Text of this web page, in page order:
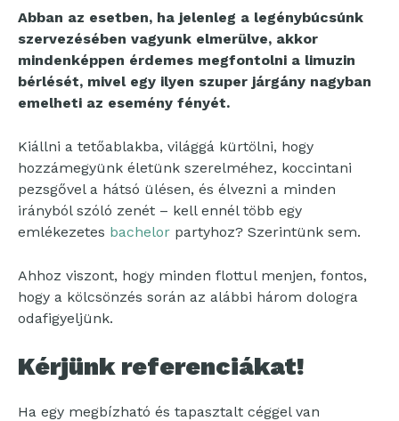
Abban az esetben, ha jelenleg a legénybúcsúnk
szervezésében vagyunk elmerülve, akkor
mindenképpen érdemes megfontolni a limuzin
bérlését, mivel egy ilyen szuper járgány nagyban
emelheti az esemény fényét.
Kiállni a tetőablakba, világgá kürtölni, hogy
hozzámegyünk életünk szerelméhez, koccintani
pezsgővel a hátsó ülésen, és élvezni a minden
irányból szóló zenét – kell ennél több egy
emlékezetes bachelor partyhoz? Szerintünk sem.
Ahhoz viszont, hogy minden flottul menjen, fontos,
hogy a kölcsönzés során az alábbi három dologra
odafigyeljünk.
Kérjünk referenciákat!
Ha egy megbízható és tapasztalt céggel van